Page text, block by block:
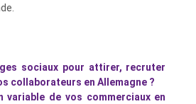
sociaux pour attirer, recruter
collaborateurs en Allemagne ?
variable de vos commerciaux en